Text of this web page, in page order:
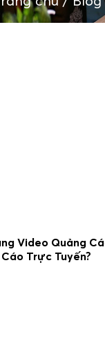
Video Quảng
Trực Tuyến?